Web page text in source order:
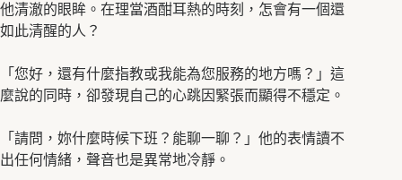
他清澈的眼眸。在理當酒酣耳熱的時刻，怎會有一個還
如此清醒的人？
「您好，還有什麼指教或我能為您服務的地方嗎？」這
麼說的同時，卻發現自己的心跳因緊張而顯得不穩定。
「請問，妳什麼時候下班？能聊一聊？」他的表情讀不
出任何情緒，聲音也是異常地冷靜。